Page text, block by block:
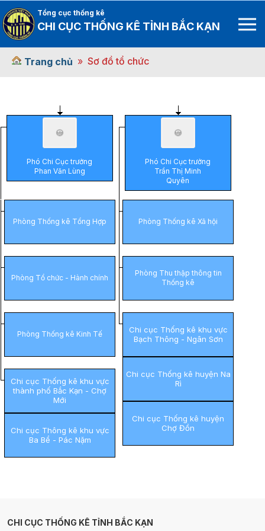
Tổng cục thống kê
CHI CỤC THỐNG KÊ TỈNH BẮC KẠN
Trang chủ Sơ đồ tổ chức
Phó Chi Cục trưởng
Phan Văn Lùng
Phó Chi Cục trưởng
Trần Thị Minh
Quyên
Phòng Thống kê Tổng Hợp
Phòng Tổ chức - Hành chính
Phòng Thống kê Kinh Tế
Chi cục Thống kê khu vực
thành phố Bắc Kạn - Chợ
Mới
Chi cục Thông kê khu vực
Ba Bể - Pác Nặm
Phòng Thống kê Xã hội
Phòng Thu thập thông tin
Thống kê
Chi cục Thống kê khu vực
Bạch Thông - Ngân Sơn
Chi cục Thống kê huyện Na
Rì
Chi cục Thống kê huyện
Chợ Đồn
CHI CỤC THỐNG KÊ TỈNH BẮC KẠN